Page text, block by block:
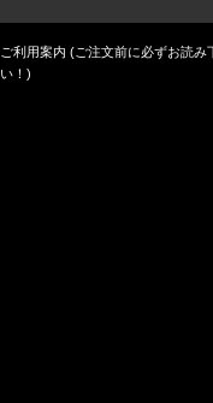
ご利用案内 (ご注文前に必ずお読み
い！)